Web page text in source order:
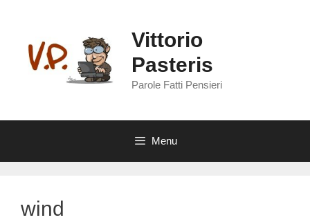
contenuto
Vittorio
Pasteris
Parole Fatti Pensieri
Menu
wind